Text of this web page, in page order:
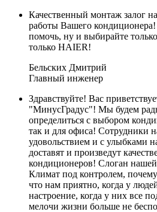
Качественный монтаж залог
работы Вашего
помочь, ну и выбирайте
только HAIER!
Бельских Дмитрий
Главный инженер
Здравствуйте! Вас
"МинусГрадус"! Мы будем
определиться с выбором
так и для офиса! Сотрудники
удовольствием и с улыбками
доставят и произведут
кондиционеров! Слоган
Климат под контролем,
что нам приятно, когда у
настроение, когда у них все
мелочи жизни больше не